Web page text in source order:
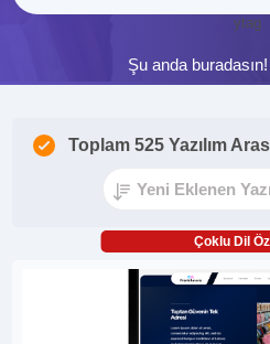
ytag
Şu anda
Toplam 525 Yazılım
Çoklu Dil